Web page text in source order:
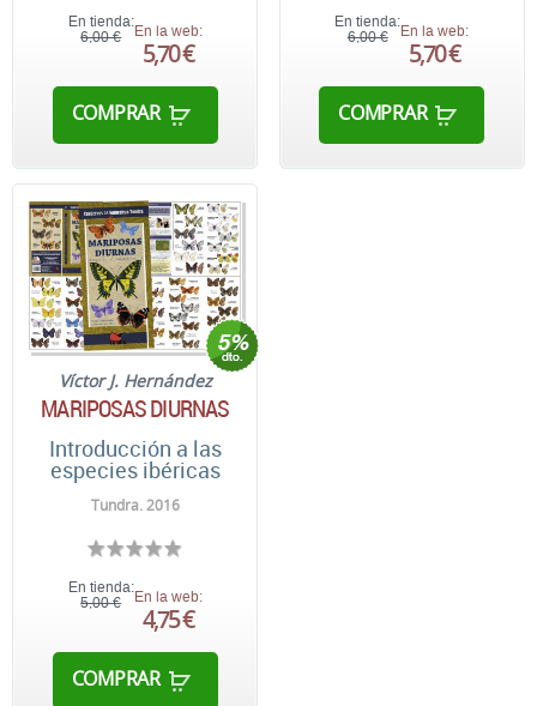
En tienda:
6,00 €
En la web:
5,70 €
COMPRAR
En tienda:
6,00 €
En la web:
5,70 €
COMPRAR
Víctor J. Hernández
MARIPOSAS DIURNAS
Introducción a las
especies ibéricas
Tundra. 2016
En tienda:
5,00 €
En la web:
4,75 €
COMPRAR